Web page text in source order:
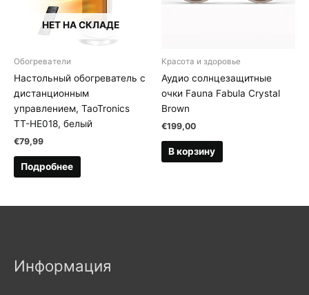
НЕТ НА СКЛАДЕ
Обогреватели
Настольный обогреватель с
дистанционным
управлением, TaoTronics
TT-HE018, белый
€79,99
Подробнее
Kрасота и здоровье
Аудио солнцезащитные
очки Fauna Fabula Crystal
Brown
€199,00
В корзину
Информация